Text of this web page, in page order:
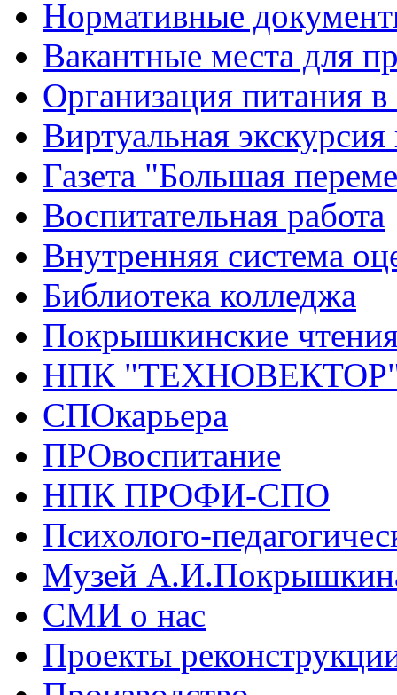
Нормативные
Вакантные места для
Организация питания в
Виртуальная
Газета "Большая
Воспитательная работа
Внутренняя система
Библиотека колледжа
Покрышкинские
НПК
СПОкарьера
ПРОвоспитание
НПК ПРОФИ-СПО
Психолого-
Музей
СМИ о нас
Проекты